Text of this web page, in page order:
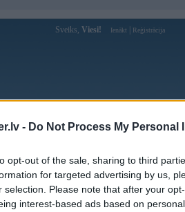
- Do Not Process My Personal
opt-out of the sale, sharing to third
for targeted advertising by us,
selection. Please note that after your
interest-based ads based on
Sveiks, Viesi! Ienākt Reģistrācija
Forums Galerijas Reģistrācija
Lietotāja dzinjalv
Lietotājvārds: